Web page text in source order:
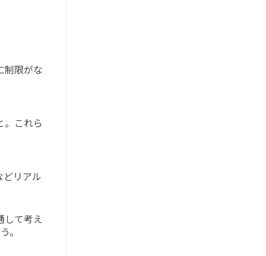
制限がな
。これら
どリアル
して考え
。